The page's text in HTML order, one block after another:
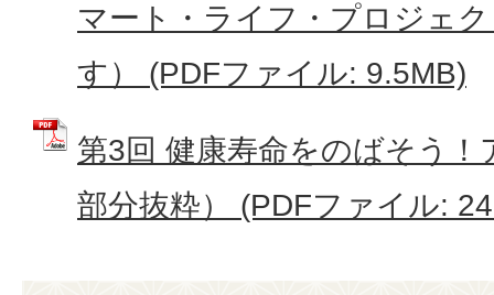
マート・ライフ・プロジェ
す） (PDFファイル: 9.5MB)
第3回 健康寿命をのばそう！
部分抜粋） (PDFファイル: